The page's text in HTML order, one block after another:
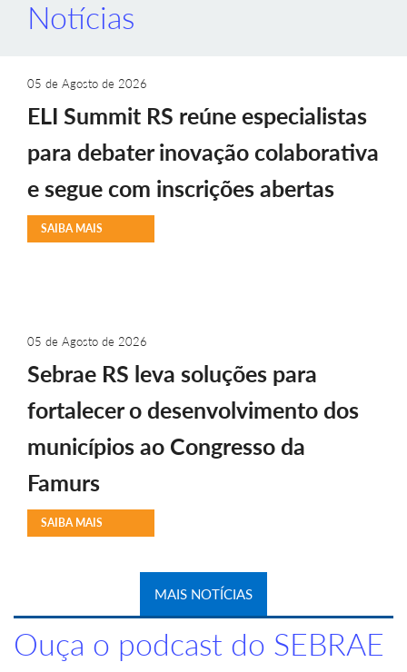
Notícias
05 de Agosto de 2026
ELI Summit RS reúne especialistas
para debater inovação colaborativa
e segue com inscrições abertas
SAIBA MAIS
05 de Agosto de 2026
Sebrae RS leva soluções para
fortalecer o desenvolvimento dos
municípios ao Congresso da
Famurs
SAIBA MAIS
MAIS NOTÍCIAS
Ouça o podcast do SEBRAE